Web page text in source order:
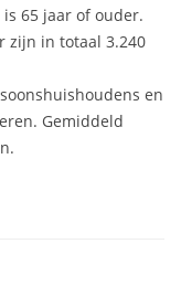
is 65 jaar of ouder.
zijn in totaal 3.240
en
Gemiddeld